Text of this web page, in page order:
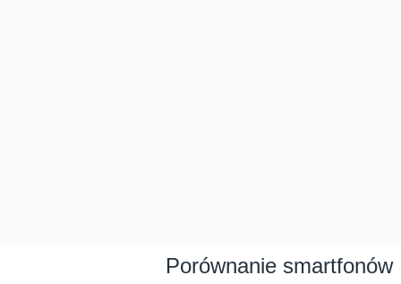
Porównanie smartfonów